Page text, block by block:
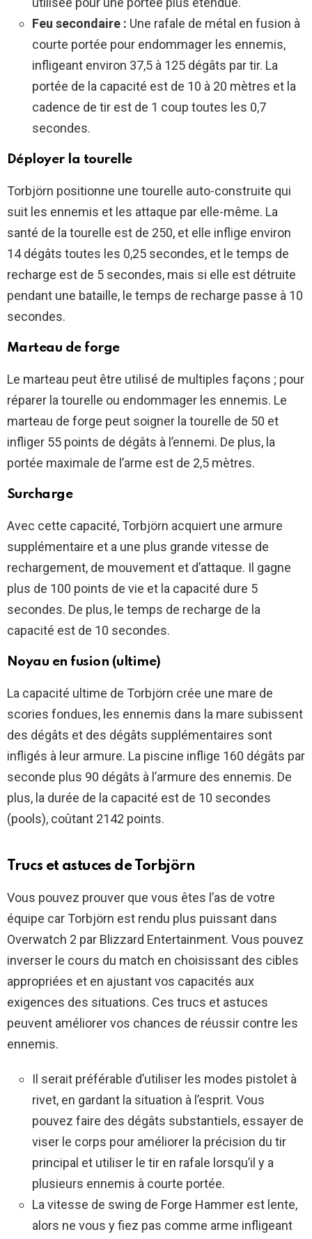
Feu secondaire : Une rafale de métal en fusion à
courte portée pour endommager les ennemis,
infligeant environ 37,5 à 125 dégâts par tir. La
portée de la capacité est de 10 à 20 mètres et la
cadence de tir est de 1 coup toutes les 0,7
secondes.
Déployer la tourelle
Torbjörn positionne une tourelle auto-construite qui
suit les ennemis et les attaque par elle-même. La
santé de la tourelle est de 250, et elle inflige environ
14 dégâts toutes les 0,25 secondes, et le temps de
recharge est de 5 secondes, mais si elle est détruite
pendant une bataille, le temps de recharge passe à 10
secondes.
Marteau de forge
Le marteau peut être utilisé de multiples façons ; pour
réparer la tourelle ou endommager les ennemis. Le
marteau de forge peut soigner la tourelle de 50 et
infliger 55 points de dégâts à l’ennemi. De plus, la
portée maximale de l’arme est de 2,5 mètres.
Surcharge
Avec cette capacité, Torbjörn acquiert une armure
supplémentaire et a une plus grande vitesse de
rechargement, de mouvement et d’attaque. Il gagne
plus de 100 points de vie et la capacité dure 5
secondes. De plus, le temps de recharge de la
capacité est de 10 secondes.
Noyau en fusion (ultime)
La capacité ultime de Torbjörn crée une mare de
scories fondues, les ennemis dans la mare subissent
des dégâts et des dégâts supplémentaires sont
infligés à leur armure. La piscine inflige 160 dégâts par
seconde plus 90 dégâts à l’armure des ennemis. De
plus, la durée de la capacité est de 10 secondes
(pools), coûtant 2142 points.
Trucs et astuces de Torbjörn
Vous pouvez prouver que vous êtes l’as de votre
équipe car Torbjörn est rendu plus puissant dans
Overwatch 2 par Blizzard Entertainment. Vous pouvez
inverser le cours du match en choisissant des cibles
appropriées et en ajustant vos capacités aux
exigences des situations. Ces trucs et astuces
peuvent améliorer vos chances de réussir contre les
ennemis.
Il serait préférable d’utiliser les modes pistolet à
rivet, en gardant la situation à l’esprit. Vous
pouvez faire des dégâts substantiels, essayer de
viser le corps pour améliorer la précision du tir
principal et utiliser le tir en rafale lorsqu’il y a
plusieurs ennemis à courte portée.
La vitesse de swing de Forge Hammer est lente,
alors ne vous y fiez pas comme arme infligeant